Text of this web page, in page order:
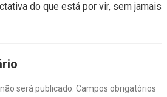
do que está por vir, sem jamais
será publicado. Campos obrigatórios